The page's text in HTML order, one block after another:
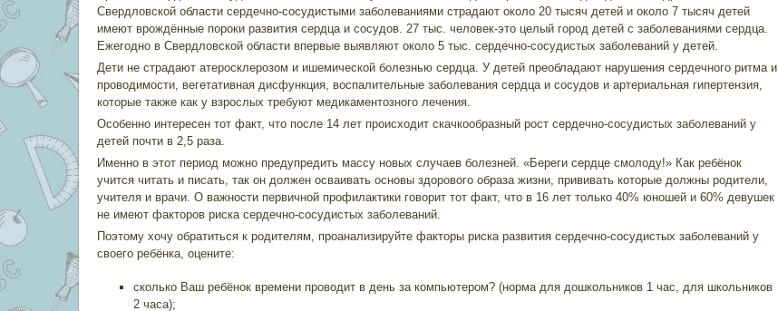
Свердловской области сердечно-сосудистыми заболеваниями страдают около 20 тысяч детей и около 7 тысяч детей
имеют врождённые пороки развития сердца и сосудов. 27 тыс. человек-это целый город детей с заболеваниями сердца.
Ежегодно в Свердловской области впервые выявляют около 5 тыс. сердечно-сосудистых заболеваний у детей.
Дети не страдают атеросклерозом и ишемической болезнью сердца. У детей преобладают нарушения сердечного ритма и
проводимости, вегетативная дисфункция, воспалительные заболевания сердца и сосудов и артериальная гипертензия,
которые также как у взрослых требуют медикаментозного лечения.
Особенно интересен тот факт, что после 14 лет происходит скачкообразный рост сердечно-сосудистых заболеваний у
детей почти в 2,5 раза.
Именно в этот период можно предупредить массу новых случаев болезней. «Береги сердце смолоду!» Как ребёнок
учится читать и писать, так он должен осваивать основы здорового образа жизни, прививать которые должны родители,
учителя и врачи. О важности первичной профилактики говорит тот факт, что в 16 лет только 40% юношей и 60% девушек
не имеют факторов риска сердечно-сосудистых заболеваний.
Поэтому хочу обратиться к родителям, проанализируйте факторы риска развития сердечно-сосудистых заболеваний у
своего ребёнка, оцените:
сколько Ваш ребёнок времени проводит в день за компьютером? (норма для дошкольников 1 час, для школьников
2 часа);